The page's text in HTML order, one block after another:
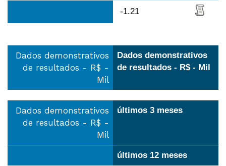
-1.21
Dados demonstrativos
de resultados - R$ -
Mil
Dados demonstrativos
de resultados - R$ - Mil
Dados demonstrativos
de resultados - R$ -
Mil
últimos 3 meses
últimos 12 meses